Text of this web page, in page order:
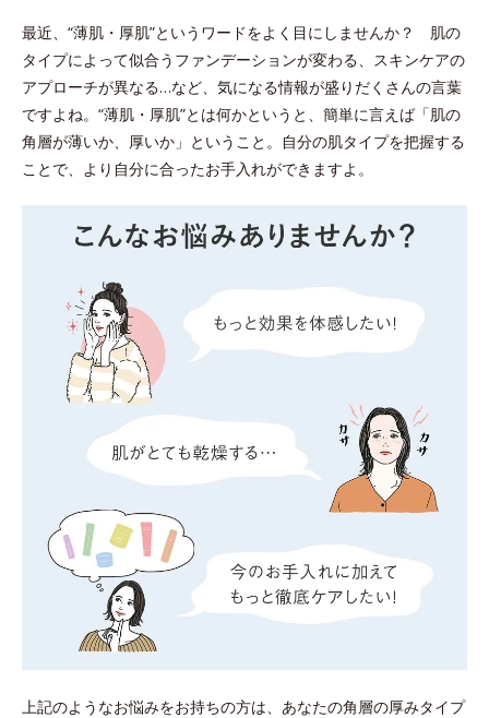
最近、“薄肌・厚肌”というワードをよく目にしませんか？ 肌の
タイプによって似合うファンデーションが変わる、スキンケアの
アプローチが異なる…など、気になる情報が盛りだくさんの言葉
ですよね。“薄肌・厚肌”とは何かというと、簡単に言えば「肌の
角層が薄いか、厚いか」ということ。自分の肌タイプを把握する
ことで、より自分に合ったお手入れができますよ。
上記のようなお悩みをお持ちの方は、あなたの角層の厚みタイプ